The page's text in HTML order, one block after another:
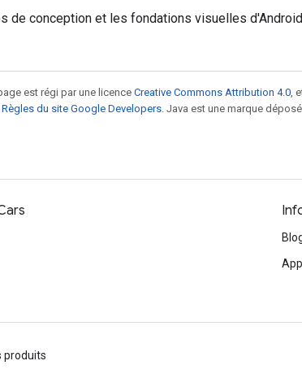
de conception et les fondations visuelles
est régi par une licence Creative Commons Attribution 4.0 ,
Règles du site Google Developers . Java est une marque
produits